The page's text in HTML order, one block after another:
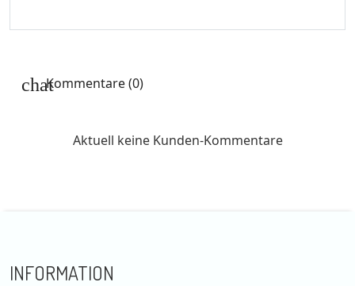
Kommentare (0)
Aktuell keine Kunden-Kommentare
INFORMATION